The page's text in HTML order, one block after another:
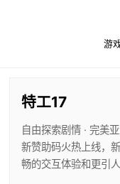
游
特工17
自由探索剧情 · 完美
新赞助码火热上线，
畅的交互体验和更引